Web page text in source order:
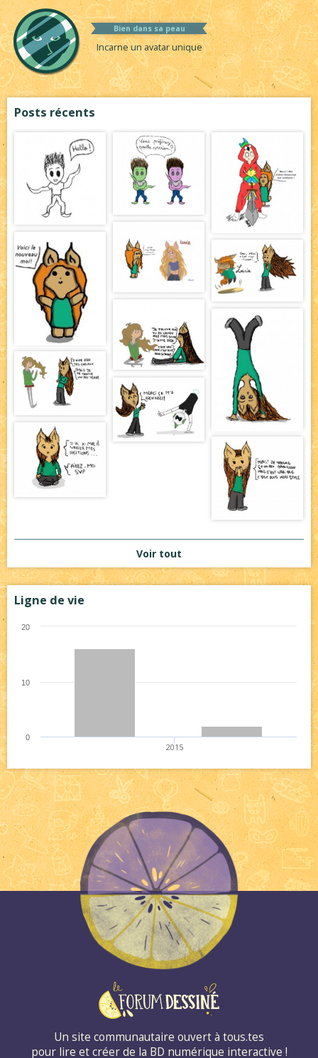
Bien dans sa peau
Incarne un avatar unique
Posts récents
Voir tout
Ligne de vie
2015
0
10
20
Un site communautaire ouvert à tous.tes
pour lire et créer de la BD numérique interactive !